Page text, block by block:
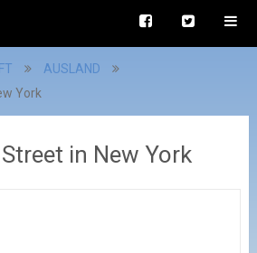
AUSLAND
York
in New York